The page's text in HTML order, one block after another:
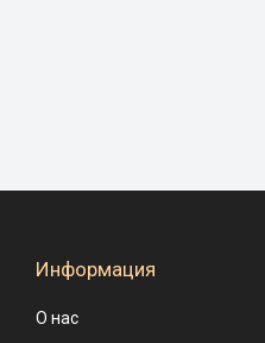
Информация
О нас